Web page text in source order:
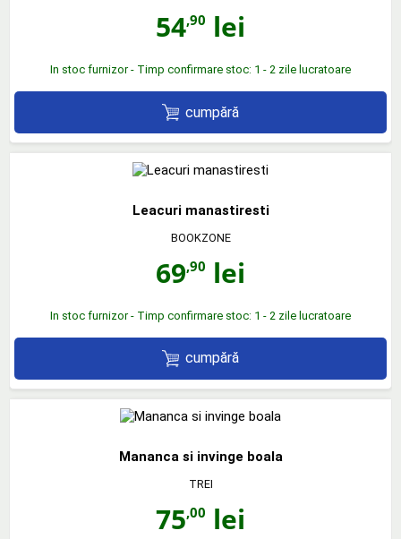
54,90 lei
In stoc furnizor - Timp confirmare stoc: 1 - 2 zile lucratoare
cumpără
Leacuri manastiresti
BOOKZONE
69,90 lei
In stoc furnizor - Timp confirmare stoc: 1 - 2 zile lucratoare
cumpără
Mananca si invinge boala
TREI
75,00 lei